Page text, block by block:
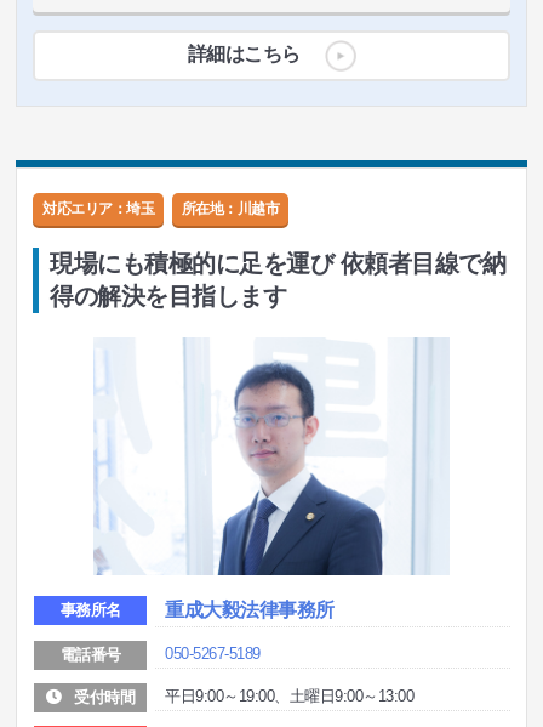
詳細はこちら
対応エリア：埼玉 所在地： 川越市
現場にも積極的に足を運び 依頼者目線で納
得の解決を目指します
事務所名 重成大毅法律事務所
電話番号 050-5267-5189
受付時間 平日9:00～19:00、土曜日9:00～13:00